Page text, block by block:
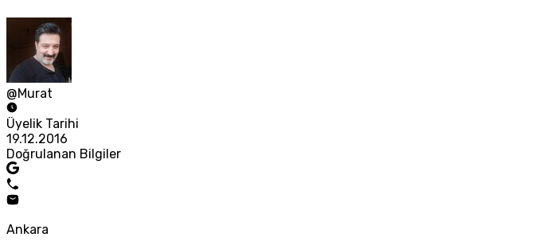
@Murat
Üyelik Tarihi
19.12.2016
Doğrulanan Bilgiler
Ankara